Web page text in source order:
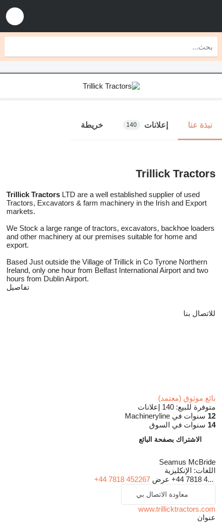
نبذة عنا إعلانات 140 خريطة
Trillick Tractors
Trillick Tractors LTD are a well established supplier of used
Tractors, Excavators & farm machinery in the Irish and Export
markets.
We Stock a large range of tractors, excavators, backhoe loaders
and other machinery at our premises suitable for home and
export.
Based Just outside the Village of Trillick in Co Tyrone Northern
Ireland, only one hour from Belfast International Airport and two
hours from Dublin Airport.
تفاصيل
للاتصال بنا
بائع موثوق (معتمد)
متوفرة للبيع: 140 إعلانات
12 سنوات في Machineryline
14 سنوات في السوق
الاشتراك بصفحة البائع
Seamus McBride
اللغات: الإنكليزية
+44 7818 4... عرض +44 7818 452267
معاودة الاتصال بي
www.trillicktractors.com
عنوان